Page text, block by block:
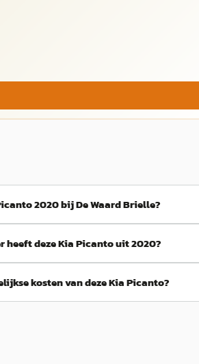
2020 bij De Waard Brielle?
heeft deze Kia Picanto uit 2020?
kosten van deze Kia Picanto?